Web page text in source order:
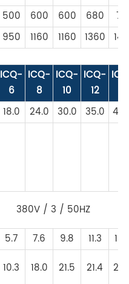
500 600 600 680
950 1160 1160 1360
ICQ-
6
ICQ-
8
ICQ-
10
ICQ-
12
18.0 24.0 30.0 35.0
380V / 3 / 50HZ
5.7 7.6 9.8 11.3
10.3 18.0 21.5 21.4